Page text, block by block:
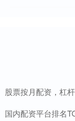
股票按月配资，杠
国内配资平台排名